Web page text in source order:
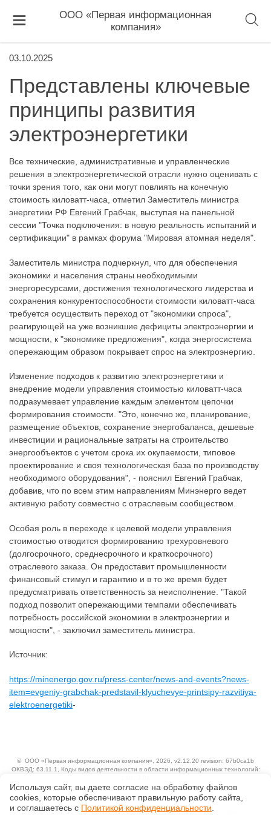
ООО «Первая информационная
компания»
03.10.2025
Представлены ключевые
принципы развития
электроэнергетики
Все технические, административные и управленческие
решения в электроэнергетической отрасли нужно оценивать с
точки зрения того, как они могут повлиять на конечную
стоимость киловатт-часа, отметил Заместитель министра
энергетики РФ Евгений Грабчак, выступая на панельной
сессии "Точка подключения: в новую реальность испытаний и
сертификации" в рамках форума "Мировая атомная неделя".
Заместитель министра подчеркнул, что для обеспечения
экономики и населения страны необходимыми
энергоресурсами, достижения технологического лидерства и
сохранения конкурентоспособности стоимости киловатт-часа
требуется осуществить переход от "экономики спроса",
реагирующей на уже возникшие дефициты электроэнергии и
мощности, к "экономике предложения", когда энергосистема
опережающим образом покрывает спрос на электроэнергию.
Изменение подходов к развитию электроэнергетики и
внедрение модели управления стоимостью киловатт-часа
подразумевает управление каждым элементом цепочки
формирования стоимости. "Это, конечно же, планирование,
размещение объектов, сохранение энергобаланса, дешевые
инвестиции и рациональные затраты на строительство
энергообъектов с учетом срока их окупаемости, типовое
проектирование и своя технологическая база по производству
необходимого оборудования", - пояснил Евгений Грабчак,
добавив, что по всем этим направлениям Минэнерго ведет
активную работу совместно с отраслевым сообществом.
Особая роль в переходе к целевой модели управления
стоимостью отводится формированию трехуровневого
(долгосрочного, среднесрочного и краткосрочного)
отраслевого заказа. Он предоставит промышленности
финансовый стимул и гарантию и в то же время будет
предусматривать ответственность за неисполнение. "Такой
подход позволит опережающими темпами обеспечивать
потребность российской экономики в электроэнергии и
мощности", - заключил заместитель министра.
Источник:
https://minenergo.gov.ru/press-center/news-and-events?news-
item=evgeniy-grabchak-predstavil-klyuchevye-printsipy-razvitiya-
elektroenergetiki-
© ООО «Первая информационная компания» , 2026, v2.12.20 revision: 67b0ca1b
ОКВЭД: 63.11.1, Коды видов деятельности в области информационных технологий:
Ценовая политика
Исключительные авторские и смежные права принадлежат АО «Кодекс».
Используя сайт, вы даете согласие на обработку файлов
сооkiеs, которые обеспечивают правильную работу сайта,
и соглашаетесь с Политикой конфиденциальности.